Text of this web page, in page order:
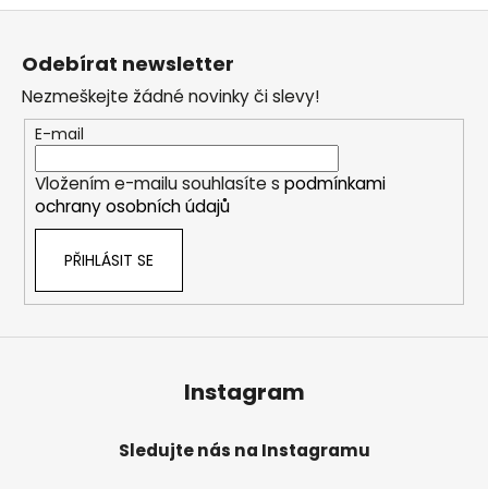
Z
Odebírat newsletter
Nezmeškejte žádné novinky či slevy!
E-mail
Vložením e-mailu souhlasíte s podmínkami
ochrany osobních údajů
PŘIHLÁSIT SE
Instagram
Sledujte nás na Instagramu